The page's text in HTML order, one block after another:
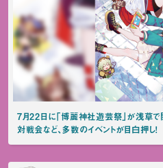
7月22日に「博麗神社遊芸祭」が浅草
対戦会など、多数のイベントが目白押し！